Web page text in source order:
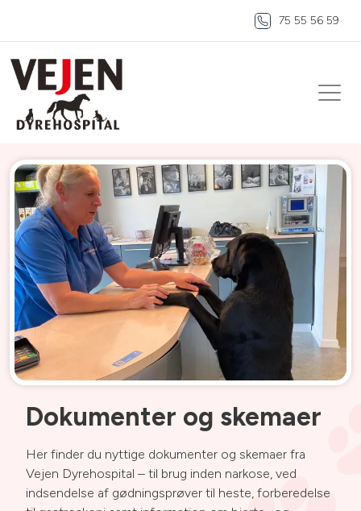
75 55 56 59
Dokumenter og skemaer
Her finder du nyttige dokumenter og skemaer fra
Vejen Dyrehospital – til brug inden narkose, ved
indsendelse af gødningsprøver til heste, forberedelse